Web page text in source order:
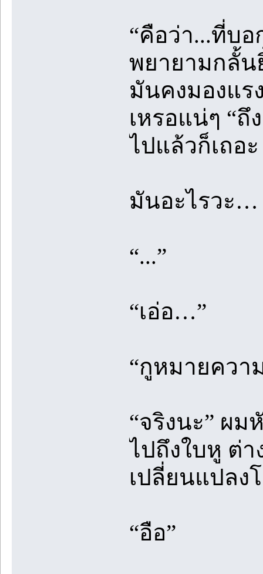
“คือว่า...ที่บ
พยายามกลั้น
มันคงมองแร
เหรอแน่ๆ “
ไปแล้วก็เถ
มันอะไรวะ…
“...”
“เอ่อ…”
“กูหมายควา
“จริงนะ” ผ
ไปถึงใบหู ต่
เปลี่ยนแปลง
“อือ”